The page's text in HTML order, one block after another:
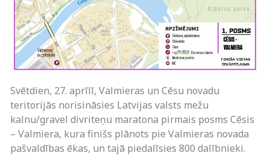
Svētdien, 27. aprīlī, Valmieras un Cēsu novadu
teritorijās norisināsies Latvijas valsts mežu
kalnu/gravel divriteņu maratona pirmais posms Cēsis
– Valmiera, kura finišs plānots pie Valmieras novada
pašvaldības ēkas, un tajā piedalīsies 800 dalībnieki.